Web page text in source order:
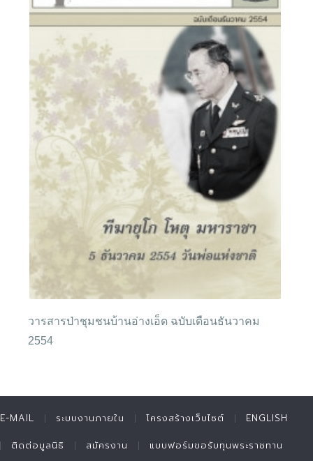
วารสารป่าชุมชนบ้านอ่างเอ็ด ฉบับเดือนธันวาคม
2554
E-MAIL ระบบงานภายใน โครงสร้างเว็บไซต์ ENGLISH
ติดต่อมูลนิธิ สมัครงาน แบบฟอร์มขอรับทุนพระราชทาน